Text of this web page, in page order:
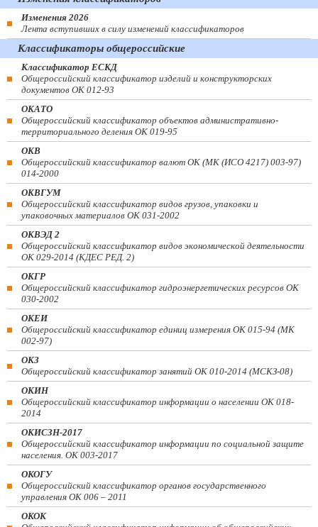
Изменения 2026
Лента вступивших в силу изменений классификаторов
Классификаторы общероссийские
Классификатор ЕСКД
Общероссийский классификатор изделий и конструкторских
документов ОК 012-93
ОКАТО
Общероссийский классификатор объектов административно-
территориального деления ОК 019-95
ОКВ
Общероссийский классификатор валют ОК (МК (ИСО 4217) 003-97)
014-2000
ОКВГУМ
Общероссийский классификатор видов грузов, упаковки и
упаковочных материалов ОК 031-2002
ОКВЭД 2
Общероссийский классификатор видов экономической деятельности
ОК 029-2014 (КДЕС РЕД. 2)
ОКГР
Общероссийский классификатор гидроэнергетических ресурсов ОК
030-2002
ОКЕИ
Общероссийский классификатор единиц измерения ОК 015-94 (МК
002-97)
ОКЗ
Общероссийский классификатор занятий ОК 010-2014 (МСКЗ-08)
ОКИН
Общероссийский классификатор информации о населении ОК 018-
2014
ОКИСЗН-2017
Общероссийский классификатор информации по социальной защите
населения. ОК 003-2017
ОКОГУ
Общероссийский классификатор органов государственного
управления ОК 006 – 2011
ОКОК